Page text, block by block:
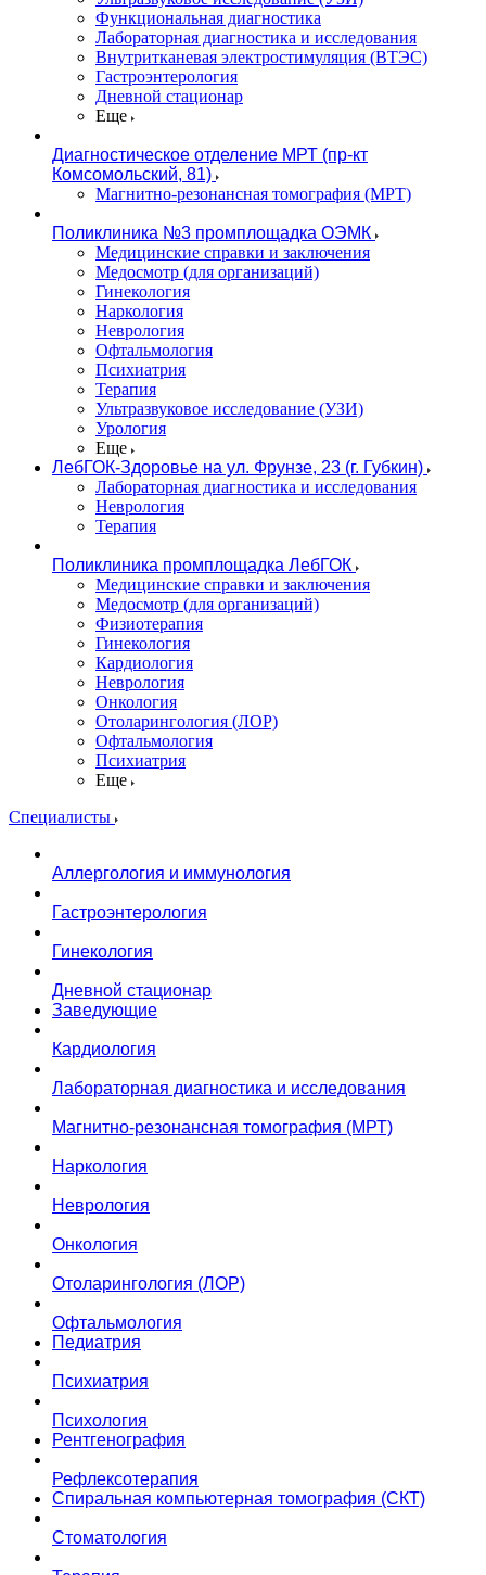
Функциональная диагностика
Лабораторная диагностика и исследования
Внутритканевая электростимуляция (ВТЭС)
Гастроэнтерология
Дневной стационар
Еще
Диагностическое отделение МРТ (пр-кт
Комсомольский, 81)
Магнитно-резонансная томография (МРТ)
Поликлиника №3 промплощадка ОЭМК
Медицинские справки и заключения
Медосмотр (для организаций)
Гинекология
Наркология
Неврология
Офтальмология
Психиатрия
Терапия
Ультразвуковое исследование (УЗИ)
Урология
Еще
ЛебГОК-Здоровье на ул. Фрунзе, 23 (г. Губкин)
Лабораторная диагностика и исследования
Неврология
Терапия
Поликлиника промплощадка ЛебГОК
Медицинские справки и заключения
Медосмотр (для организаций)
Физиотерапия
Гинекология
Кардиология
Неврология
Онкология
Отоларингология (ЛОР)
Офтальмология
Психиатрия
Еще
Специалисты
Аллергология и иммунология
Гастроэнтерология
Гинекология
Дневной стационар
Заведующие
Кардиология
Лабораторная диагностика и исследования
Магнитно-резонансная томография (МРТ)
Наркология
Неврология
Онкология
Отоларингология (ЛОР)
Офтальмология
Педиатрия
Психиатрия
Психология
Рентгенография
Рефлексотерапия
Спиральная компьютерная томография (СКТ)
Стоматология